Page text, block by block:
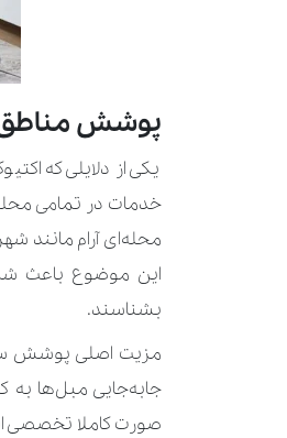
پوشش مناطق
یکی از دلایلی که
خدمات در تمامی
محله‌ای آرام مانند
این موضوع باعث
بشناسند.
مزیت اصلی پوشش
جابه‌جایی مبل‌ها به
صورت کاملا تخصصی